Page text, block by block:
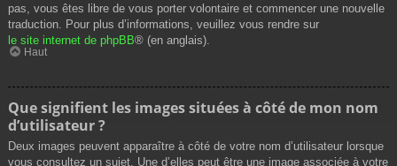
pas, vous êtes libre de vous porter volontaire et commencer une nouvelle
traduction. Pour plus d’informations, veuillez vous rendre sur
le site internet de phpBB® (en anglais).
Haut
Que signifient les images situées à côté de mon nom
d’utilisateur ?
Deux images peuvent apparaître à côté de votre nom d’utilisateur lorsque
vous consultez un sujet. Une d’elles peut être une image associée à votre